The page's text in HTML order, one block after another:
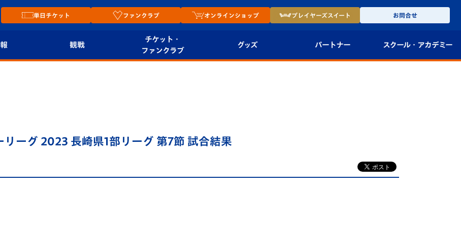
単日チケット ファンクラブ オンラインショップ プレイヤーズスイート お問合せ
ー
観戦
Revive Team
チケット・
ファンクラブ
グッズ
店舗情報
パートナー スクール・ アカデミー
スクール
ーグ 2023 長崎県1部リーグ 第7節 試合結果